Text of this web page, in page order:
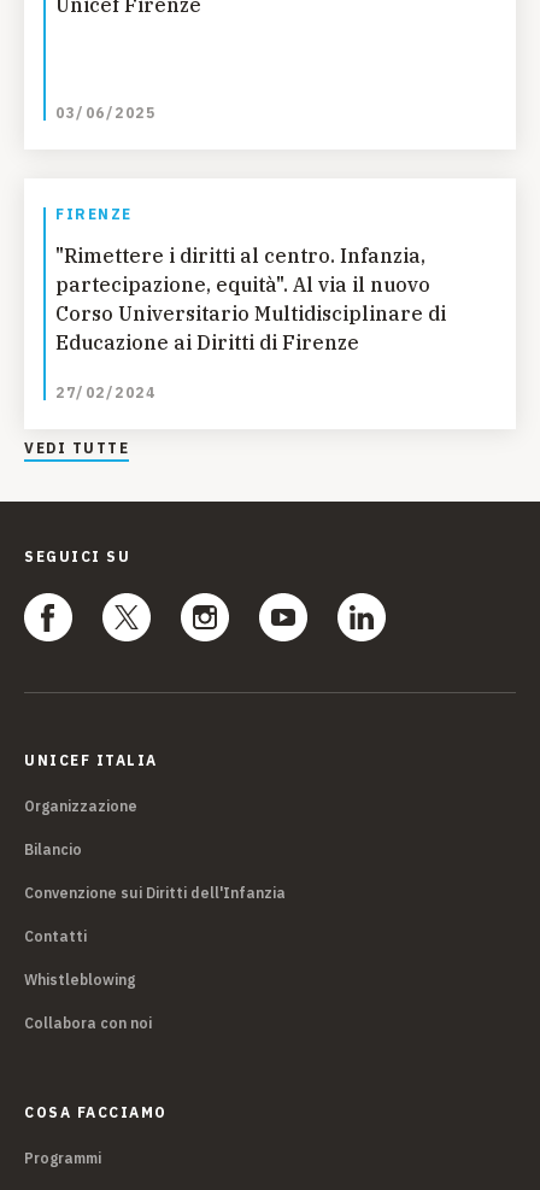
03/06/2025
FIRENZE
"Rimettere i diritti al centro. Infanzia,
partecipazione, equità". Al via il nuovo
Corso Universitario Multidisciplinare di
Educazione ai Diritti di Firenze
27/02/2024
VEDI TUTTE
SEGUICI SU
UNICEF ITALIA
Organizzazione
Bilancio
Convenzione sui Diritti dell'Infanzia
Contatti
Whistleblowing
Collabora con noi
COSA FACCIAMO
Programmi